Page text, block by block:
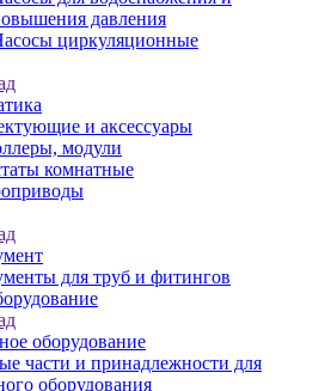
давления
циркуляционные
и аксессуары
модули
комнатные
для труб и фитингов
оборудование
части и принадлежности для
оборудования